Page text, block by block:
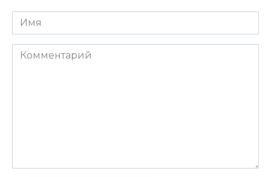
Имя
Комментарий